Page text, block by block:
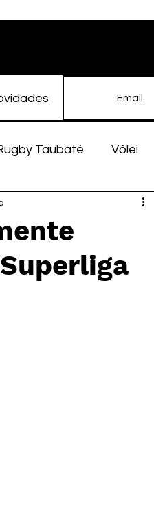
Taubaté Vôlei
História
Fut7 futebol amador